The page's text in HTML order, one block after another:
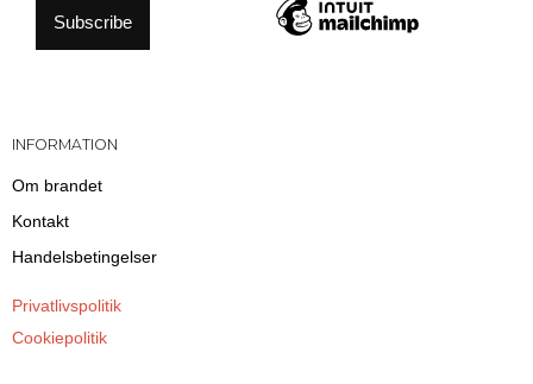
INFORMATION
Om brandet
Kontakt
Handelsbetingelser
Privatlivspolitik
Cookiepolitik